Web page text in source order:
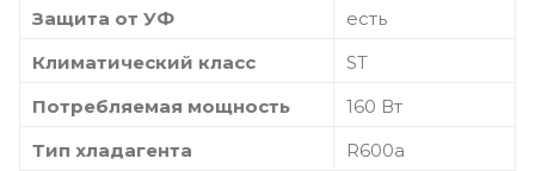
Защита от УФ
есть
Климатический класс
ST
Потребляемая мощность
160 Вт
Тип хладагента
R600a